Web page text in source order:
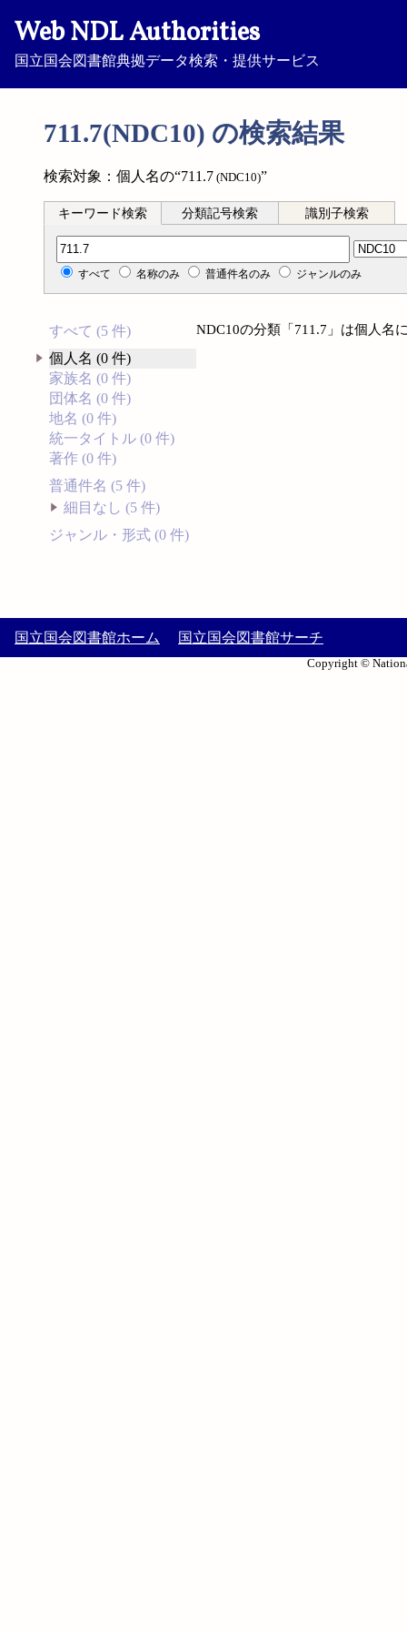
Web NDL Authorities
国立国会図書館典拠データ検索・提供サービス
711.7(NDC10) の検索結果
検索対象：個人名の“711.7 (NDC10)”
キーワード検索 分類記号検索 識別子検索
分類記号検索
すべて 名称のみ 普通件名のみ ジャンルのみ
すべて (5 件)
個人名 (0 件)
家族名 (0 件)
団体名 (0 件)
地名 (0 件)
統一タイトル (0 件)
著作 (0 件)
普通件名 (5 件)
細目なし (5 件)
ジャンル・形式 (0 件)
NDC10の分類「711.7」は個人名
国立国会図書館ホーム 国立国会図書館サーチ
Copyright ©